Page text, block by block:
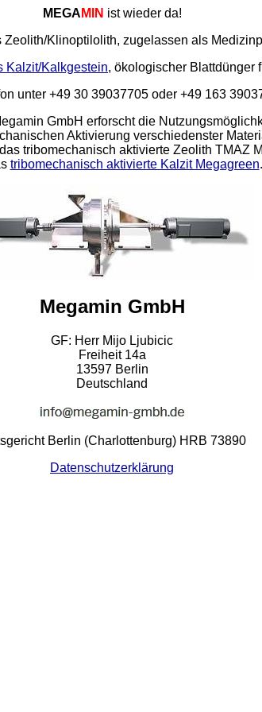
MEGA MIN ist wieder da!
Zeolith/Klinoptilolith, zugelassen als
Kalzit/Kalkgestein, ökologischer Blattdünger
unter +49 30 39037705 oder +49 163
GmbH erforscht die
Aktivierung verschiedenster
tribomechanisch aktivierte Zeolith TMAZ
tribomechanisch aktivierte Kalzit Megagreen.
Megamin GmbH
GF: Herr Mijo Ljubicic
Freiheit 14a
13597 Berlin
Deutschland
Berlin (Charlottenburg) HRB 73890
Datenschutzerklärung